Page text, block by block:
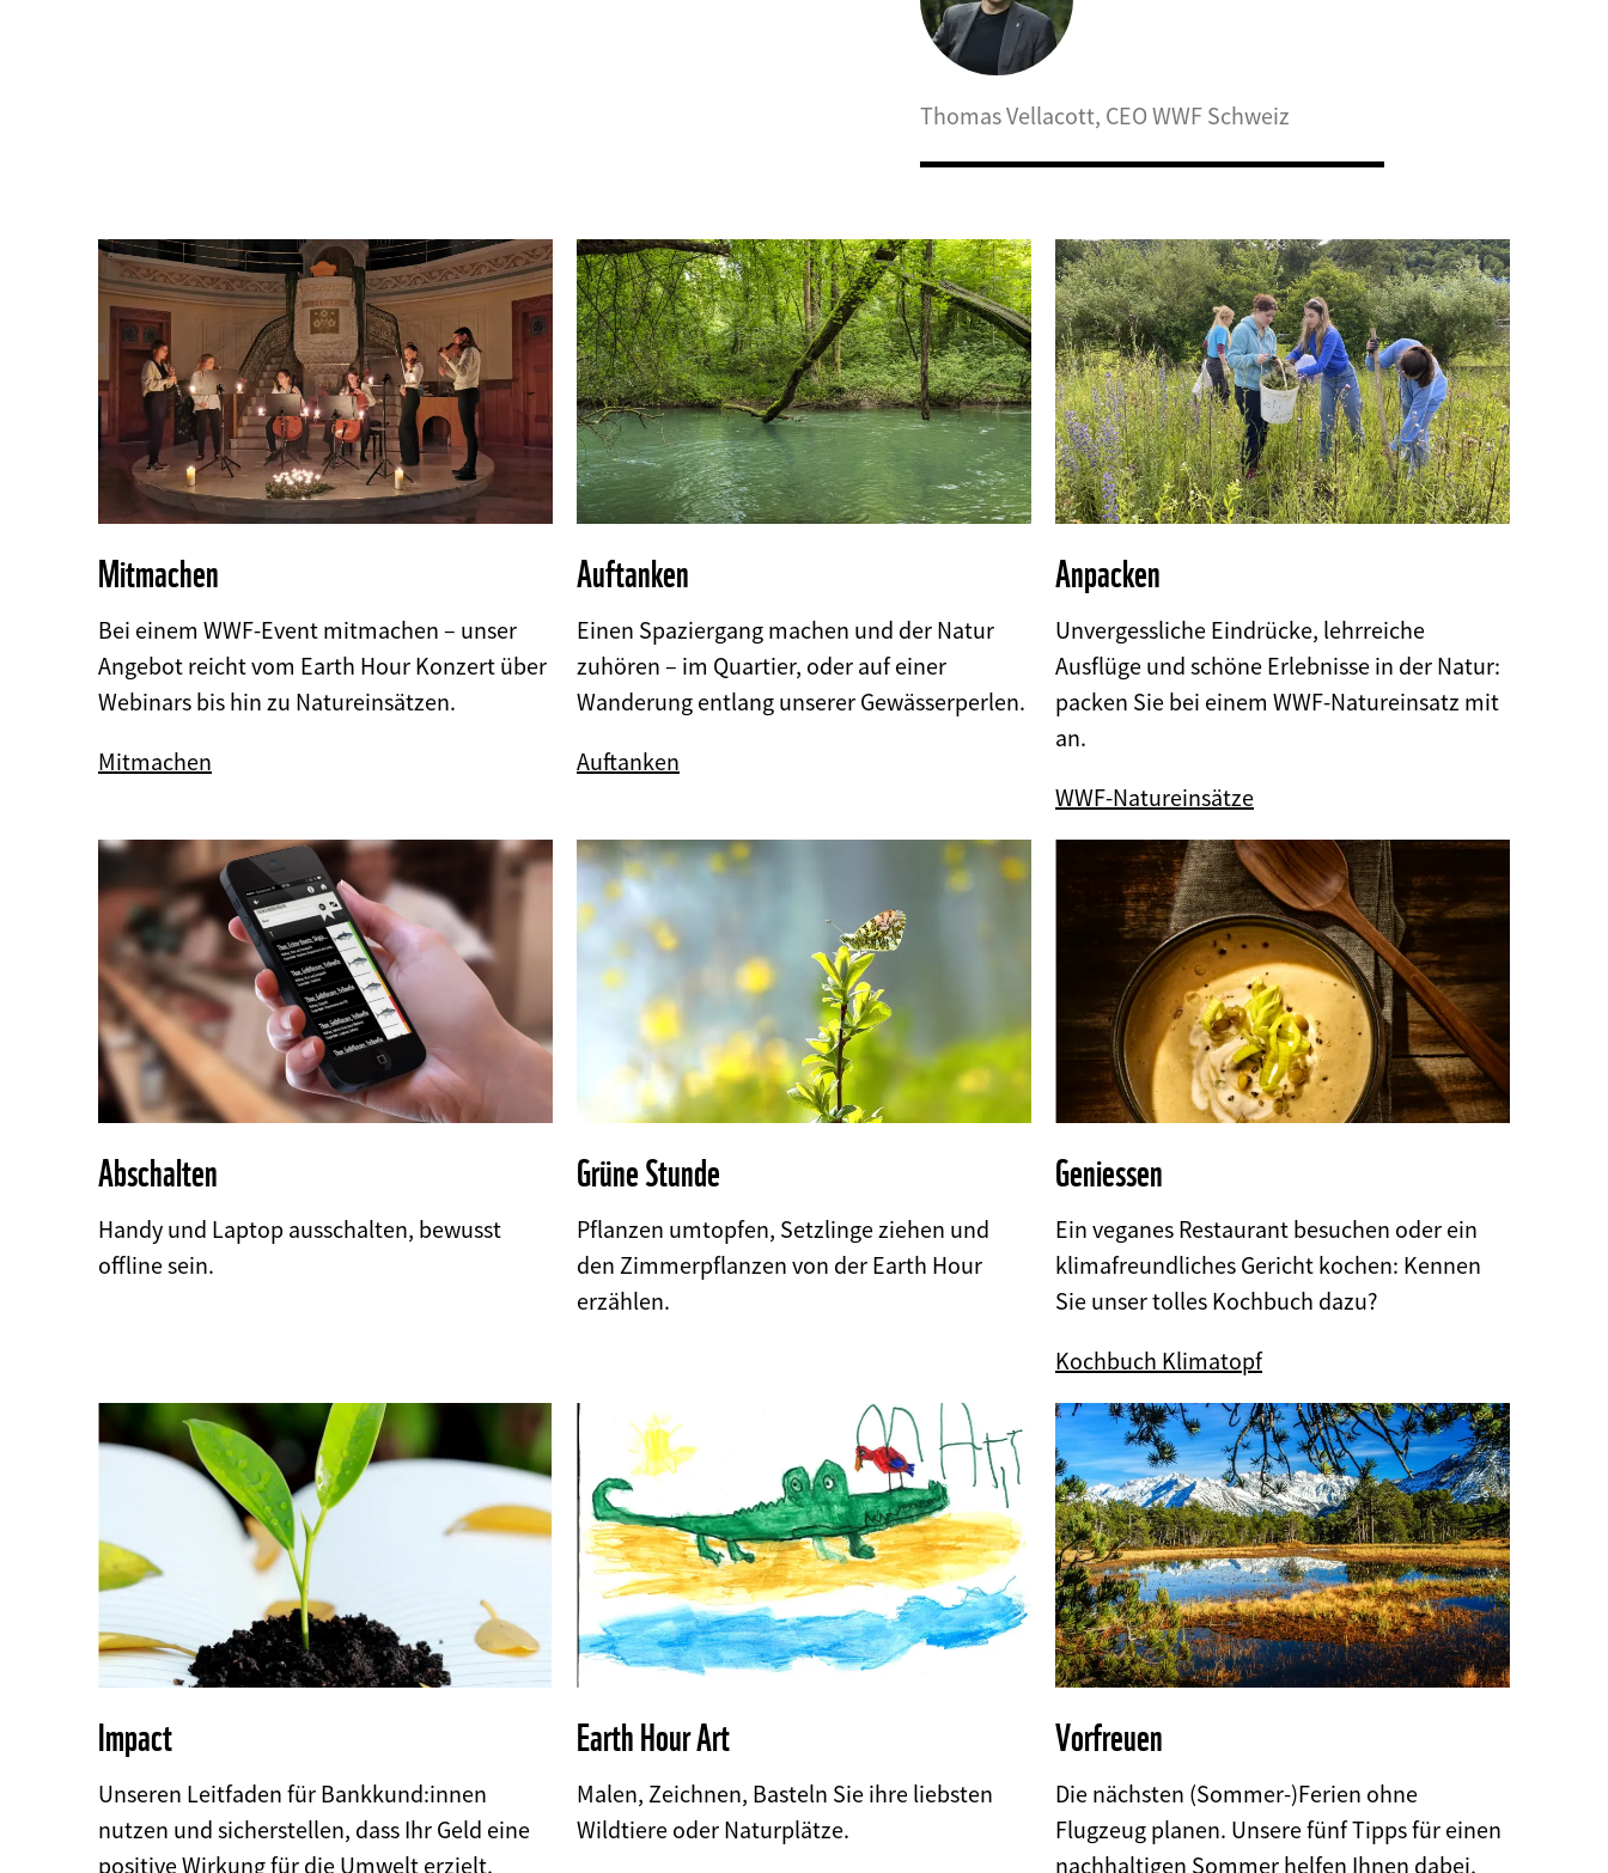
Thomas Vellacott, CEO WWF Schweiz
Mitmachen
Bei einem WWF-Event mitmachen – unser
Angebot reicht vom Earth Hour Konzert über
Webinars bis hin zu Natureinsätzen.
Mitmachen
Auftanken
Einen Spaziergang machen und der Natur
zuhören – im Quartier, oder auf einer
Wanderung entlang unserer Gewässerperlen.
Auftanken
Anpacken
Unvergessliche Eindrücke, lehrreiche
Ausflüge und schöne Erlebnisse in der Natur:
packen Sie bei einem WWF-Natureinsatz mit
an.
WWF-Natureinsätze
Abschalten
Handy und Laptop ausschalten, bewusst
offline sein.
Grüne Stunde
Pflanzen umtopfen, Setzlinge ziehen und
den Zimmerpflanzen von der Earth Hour
erzählen.
Geniessen
Ein veganes Restaurant besuchen oder ein
klimafreundliches Gericht kochen: Kennen
Sie unser tolles Kochbuch dazu?
Kochbuch Klimatopf
Impact
Unseren Leitfaden für Bankkund:innen
nutzen und sicherstellen, dass Ihr Geld eine
positive Wirkung für die Umwelt erzielt.
Earth Hour Art
Malen, Zeichnen, Basteln Sie ihre liebsten
Wildtiere oder Naturplätze.
Vorfreuen
Die nächsten (Sommer-)Ferien ohne
Flugzeug planen. Unsere fünf Tipps für einen
nachhaltigen Sommer helfen Ihnen dabei.